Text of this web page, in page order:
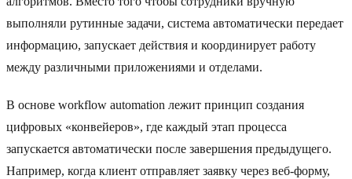
выполняли рутинные задачи, система автоматически передает
информацию, запускает действия и координирует работу
между различными приложениями и отделами.
В основе workflow automation лежит принцип создания
цифровых «конвейеров», где каждый этап процесса
запускается автоматически после завершения предыдущего.
Например, когда клиент отправляет заявку через веб-форму,